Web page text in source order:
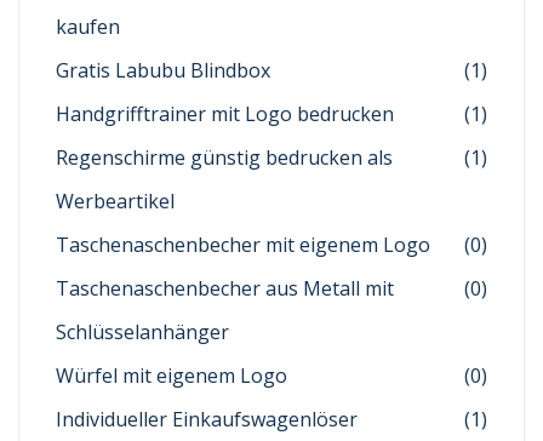
kaufen
Gratis Labubu Blindbox
(1)
Handgrifftrainer mit Logo bedrucken
(1)
Regenschirme günstig bedrucken als
Werbeartikel
(1)
Taschenaschenbecher mit eigenem Logo
(0)
Taschenaschenbecher aus Metall mit
Schlüsselanhänger
(0)
Würfel mit eigenem Logo
(0)
Individueller Einkaufswagenlöser
(1)